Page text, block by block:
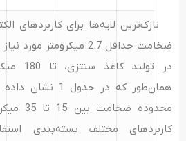
نازک‌ترین لایه‌ها برای کاربردهای
ضخامت حداقل 2.7
در
همان‌طور که در
کاربردهای مختلف بسته‌بندی